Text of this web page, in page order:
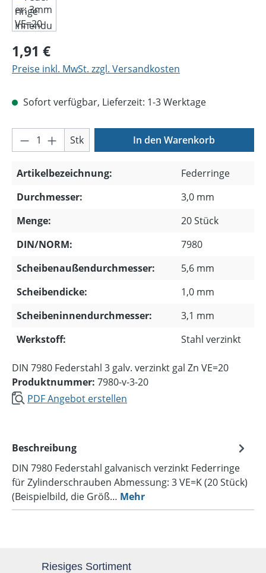
Regulärer Preis:
1,91 €
Preise inkl. MwSt. zzgl. Versandkosten
Sofort verfügbar, Lieferzeit: 1-3 Werktage
Produkt Anzahl: Gib den gewünschten
Stk In den Warenkorb
Artikelbezeichnung:
Federringe
Durchmesser:
3,0 mm
Menge:
20 Stück
DIN/NORM:
7980
Scheibenaußendurchmesser:
5,6 mm
Scheibendicke:
1,0 mm
Scheibeninnendurchmesser:
3,1 mm
Werkstoff:
Stahl verzinkt
DIN 7980 Federstahl 3 galv. verzinkt gal Zn VE=20
Produktnummer: 7980-v-3-20
PDF Angebot erstellen
Beschreibung
DIN 7980 Federstahl galvanisch verzinkt Federringe
für Zylinderschrauben Abmessung: 3 VE=K (20 Stück)
(Beispielbild, die Größ… Mehr
Riesiges Sortiment